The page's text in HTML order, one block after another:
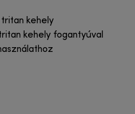
kehely
kehely fogantyúval